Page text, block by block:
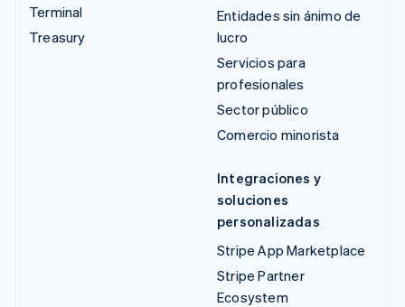
Terminal
Treasury
Entidades sin ánimo de
lucro
Servicios para
profesionales
Sector público
Comercio minorista
Integraciones y
soluciones
personalizadas
Stripe App Marketplace
Stripe Partner
Ecosystem